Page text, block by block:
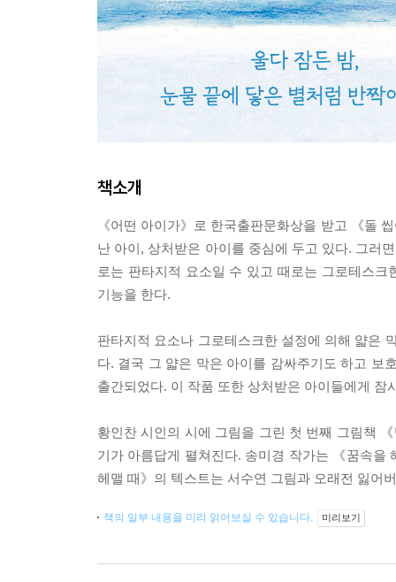
책소개
《어떤 아이가》로 한국출판문화상을 받고 《돌
난 아이, 상처받은 아이를 중심에 두고 있다. 그러
로는 판타지적 요소일 수 있고 때로는 그로테스
기능을 한다.
판타지적 요소나 그로테스크한 설정에 의해 얇은
다. 결국 그 얇은 막은 아이를 감싸주기도 하고 보
출간되었다. 이 작품 또한 상처받은 아이들에게
황인찬 시인의 시에 그림을 그린 첫 번째 그림책
기가 아름답게 펼쳐진다. 송미경 작가는 《꿈속
헤맬 때》의 텍스트는 서수연 그림과 오래전 잃어
책의 일부 내용을 미리 읽어보실 수 있습니다. 미리보기